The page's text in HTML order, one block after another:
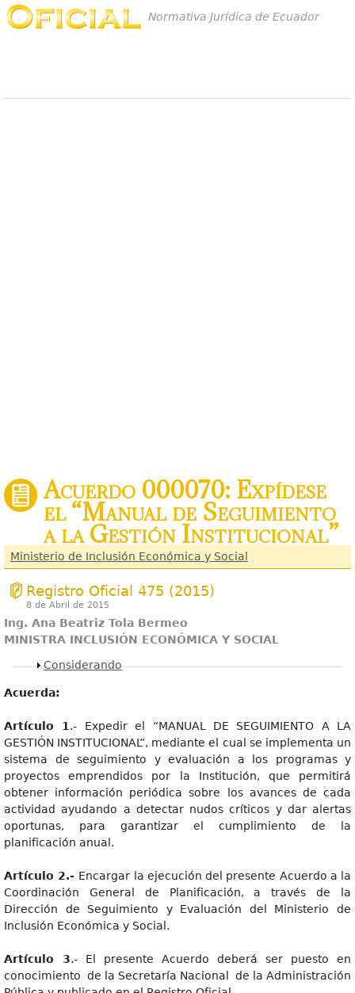
Normativa Jurídica de Ecuador
Acuerdo 000070: Expídese
el “Manual de Seguimiento
a la Gestión Institucional”
Ministerio de Inclusión Económica y Social
Registro Oficial 475 (2015)
8 de Abril de 2015
Ing. Ana Beatriz Tola Bermeo
MINISTRA INCLUSIÓN ECONÓMICA Y SOCIAL
Mostrar
Considerando
Acuerda:
Artículo 1 .- Expedir el “MANUAL DE SEGUIMIENTO A LA
GESTIÓN INSTITUCIONAL”, mediante el cual se implementa un
sistema de seguimiento y evaluación a los programas y
proyectos emprendidos por la Institución, que permitirá
obtener información periódica sobre los avances de cada
actividad ayudando a detectar nudos críticos y dar alertas
oportunas, para garantizar el cumplimiento de la
planificación anual.
Artículo 2.- Encargar la ejecución del presente Acuerdo a la
Coordinación General de Planificación, a través de la
Dirección de Seguimiento y Evaluación del Ministerio de
Inclusión Económica y Social.
Artículo 3.- El presente Acuerdo deberá ser puesto en
conocimiento de la Secretaría Nacional de la Administración